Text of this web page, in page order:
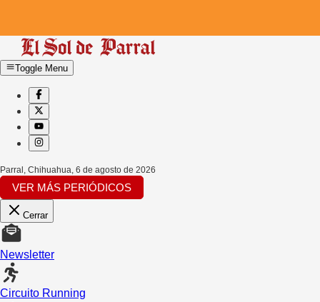
Toggle Menu
Parral, Chihuahua 6 de agosto de 2026
VER MÁS PERIÓDICOS
Cerrar
Newsletter
Circuito Running